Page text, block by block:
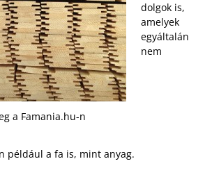
a Famania.hu-n
dolgok is,
amelyek
egyáltalán
nem
például a fa is, mint anyag.